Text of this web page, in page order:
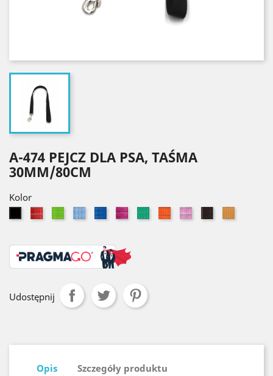
A-474 PEJCZ DLA PSA, TAŚMA
30MM/80CM
Kolor
CzarnyCzerwonySeledynowy
BłękitnyNiebieski
RóżowyZielonyPomarańczowy
Jasny
Brązowy
Udostępnij
Opis Szczegóły produktu